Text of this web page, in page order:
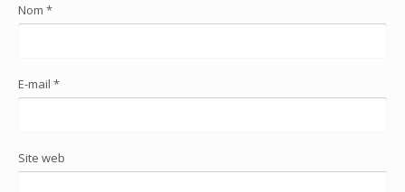
Nom *
E-mail *
Site web